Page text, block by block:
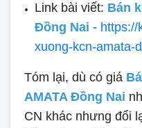
Link bài viết: Bán
Đồng Nai - https://
xuong-kcn-amata-
Tóm lại, dù có giá
AMATA Đồng Nai
CN khác nhưng đổi